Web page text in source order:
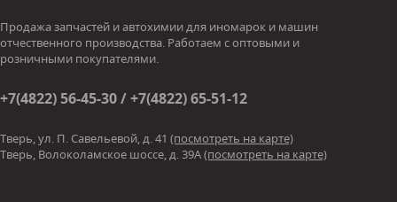
Продажа запчастей и автохимии для иномарок и машин
отчественного производства. Работаем с оптовыми и
розничными покупателями.
+7(4822) 56-45-30 / +7(4822) 65-51-12
Тверь, ул. П. Савельевой, д. 41 (посмотреть на карте)
Тверь, Волоколамское шоссе, д. 39А(посмотреть на карте)